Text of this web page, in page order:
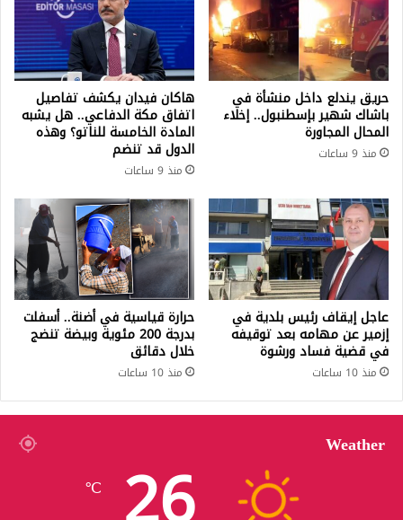
حريق يندلع داخل منشأة في
باشاك شهير بإسطنبول.. إخلاء
المحال المجاورة
منذ 9 ساعات
هاكان فيدان يكشف تفاصيل
اتفاق مكة الدفاعي.. هل يشبه
المادة الخامسة للناتو؟ وهذه
الدول قد تنضم
منذ 9 ساعات
عاجل إيقاف رئيس بلدية في
إزمير عن مهامه بعد توقيفه
في قضية فساد ورشوة
منذ 10 ساعات
حرارة قياسية في أضنة.. أسفلت
بدرجة 200 مئوية وبيضة تنضج
خلال دقائق
منذ 10 ساعات
Weather
℃